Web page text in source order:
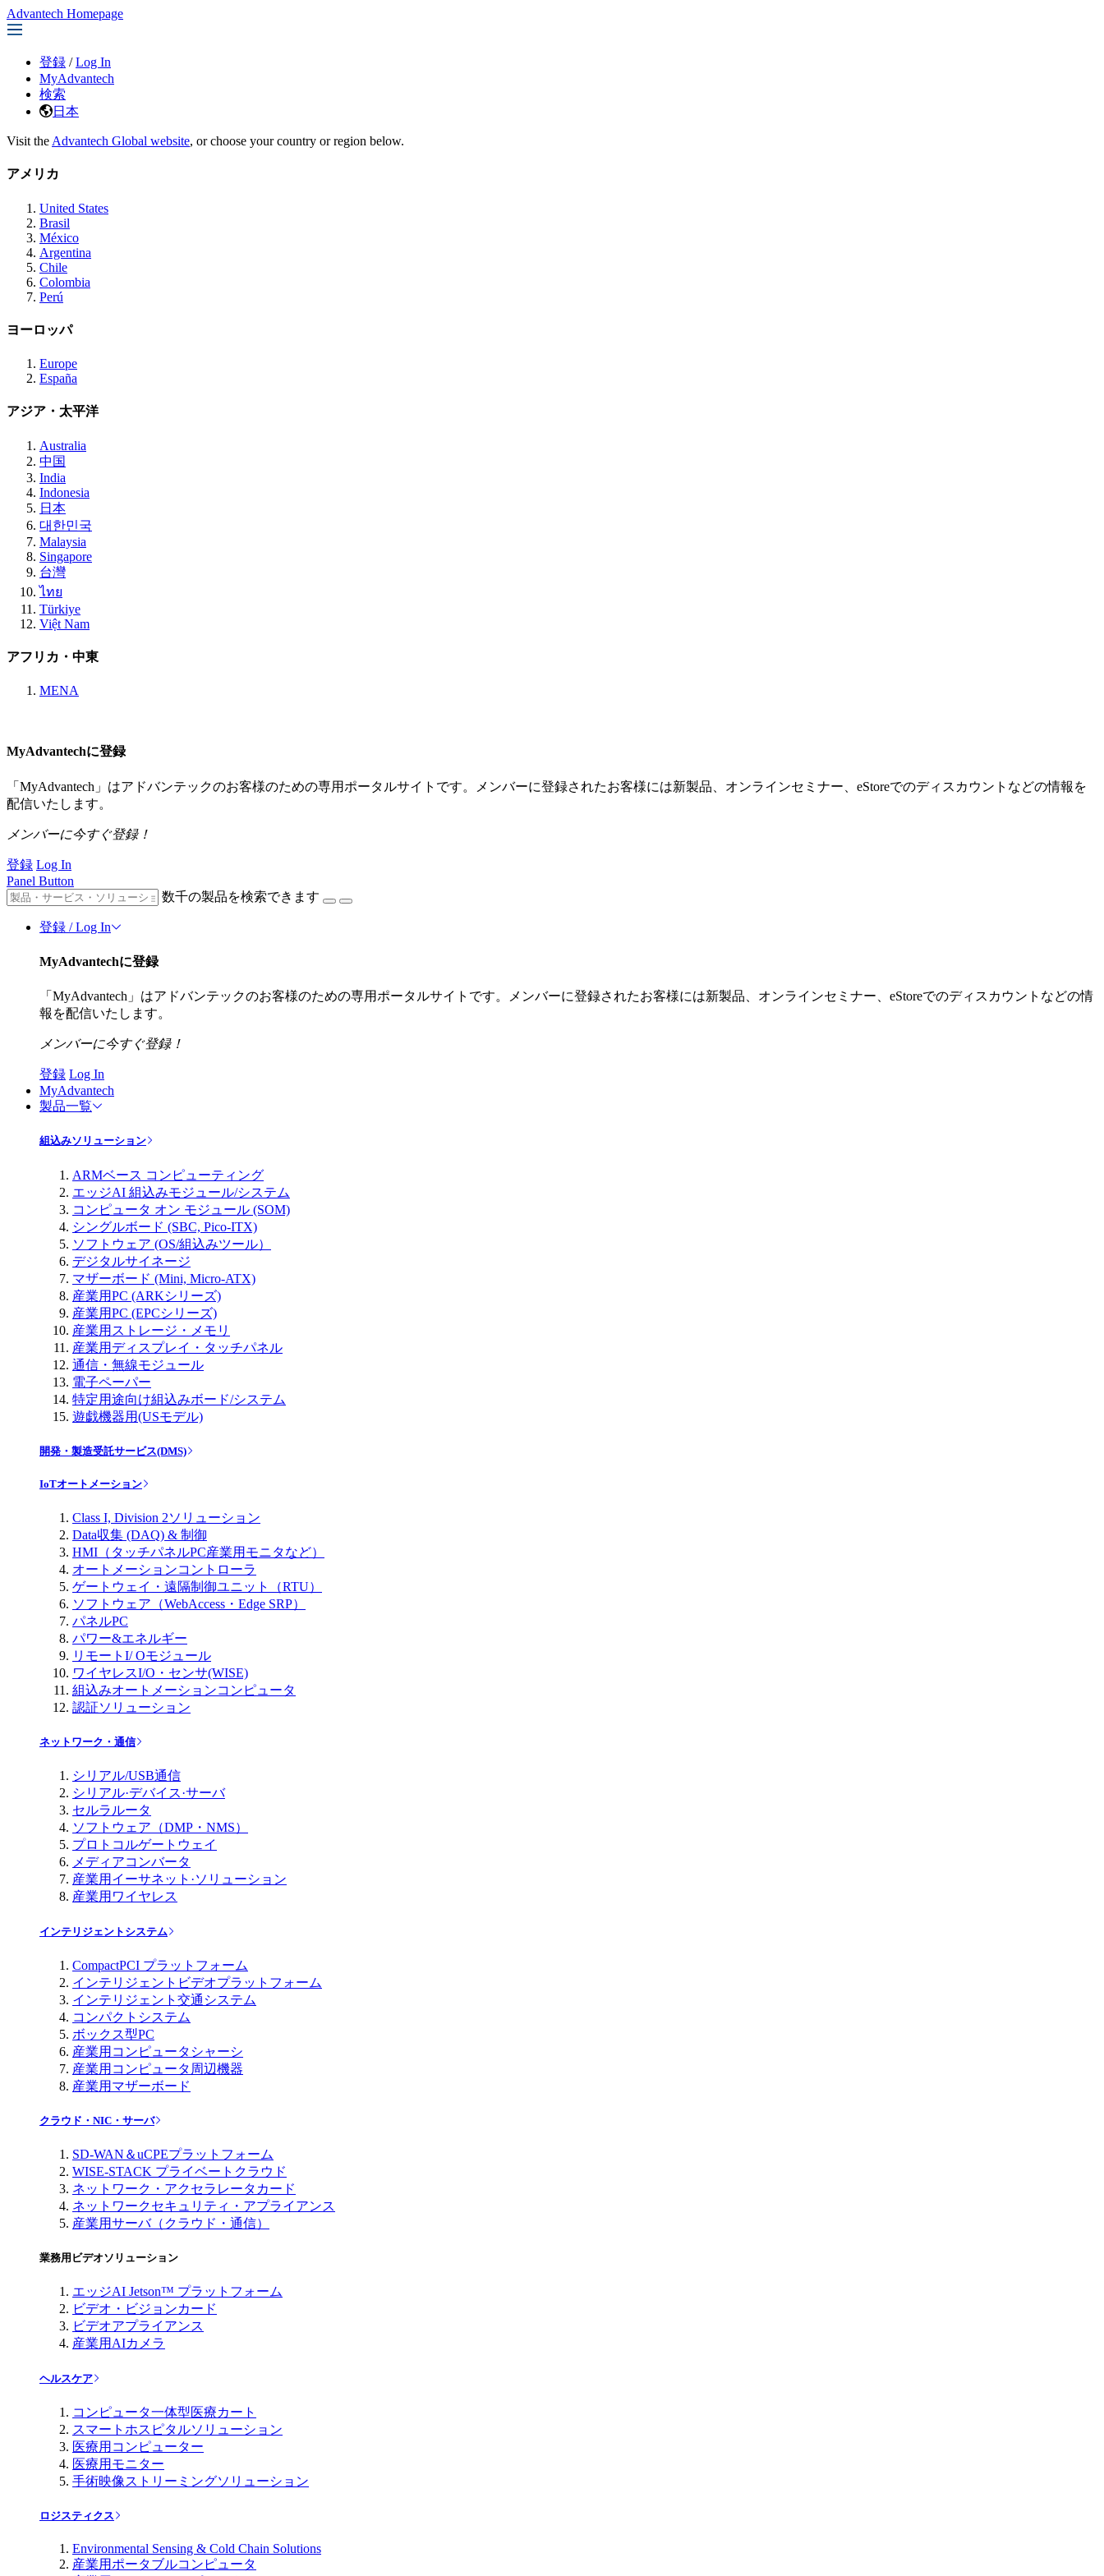
Advantech Homepage
登録 / Log In
MyAdvantech
検索
日本
Visit the Advantech Global website, or choose your country or region below.
アメリカ
United States
Brasil
México
Argentina
Chile
Colombia
Perú
ヨーロッパ
Europe
España
アジア・太平洋
Australia
中国
India
Indonesia
日本
대한민국
Malaysia
Singapore
台灣
ไทย
Türkiye
Việt Nam
アフリカ・中東
MENA
MyAdvantechに登録
「MyAdvantech」はアドバンテックのお客様のための専用ポータルサイトです。メンバーに登録されたお客様には新製品、オンラインセミナー、eStoreでのディスカウントなどの情報を
配信いたします。
メンバーに今すぐ登録！
登録 Log In
Panel Button
数千の製品を検索できます
登録 / Log In
MyAdvantechに登録
「MyAdvantech」はアドバンテックのお客様のための専用ポータルサイトです。メンバーに登録されたお客様には新製品、オンラインセミナー、eStoreでのディスカウントなどの情
報を配信いたします。
メンバーに今すぐ登録！
登録 Log In
MyAdvantech
製品一覧
組込みソリューション
ARMベース コンピューティング
エッジAI 組込みモジュール/システム
コンピュータ オン モジュール (SOM)
シングルボード (SBC, Pico-ITX)
ソフトウェア (OS/組込みツール）
デジタルサイネージ
マザーボード (Mini, Micro-ATX)
産業用PC (ARKシリーズ)
産業用PC (EPCシリーズ)
産業用ストレージ・メモリ
産業用ディスプレイ・タッチパネル
通信・無線モジュール
電子ペーパー
特定用途向け組込みボード/システム
遊戯機器用(USモデル)
開発・製造受託サービス(DMS)
IoTオートメーション
Class I, Division 2ソリューション
Data収集 (DAQ) & 制御
HMI（タッチパネルPC産業用モニタなど）
オートメーションコントローラ
ゲートウェイ・遠隔制御ユニット（RTU）
ソフトウェア（WebAccess・Edge SRP）
パネルPC
パワー&エネルギー
リモートI/ Oモジュール
ワイヤレスI/O・センサ(WISE)
組込みオートメーションコンピュータ
認証ソリューション
ネットワーク・通信
シリアル/USB通信
シリアル·デバイス·サーバ
セルラルータ
ソフトウェア（DMP・NMS）
プロトコルゲートウェイ
メディアコンバータ
産業用イーサネット·ソリューション
産業用ワイヤレス
インテリジェントシステム
CompactPCI プラットフォーム
インテリジェントビデオプラットフォーム
インテリジェント交通システム
コンパクトシステム
ボックス型PC
産業用コンピュータシャーシ
産業用コンピュータ周辺機器
産業用マザーボード
クラウド・NIC・サーバ
SD-WAN＆uCPEプラットフォーム
WISE-STACK プライベートクラウド
ネットワーク・アクセラレータカード
ネットワークセキュリティ・アプライアンス
産業用サーバ（クラウド・通信）
業務用ビデオソリューション
エッジAI Jetson™ プラットフォーム
ビデオ・ビジョンカード
ビデオアプライアンス
産業用AIカメラ
ヘルスケア
コンピュータ一体型医療カート
スマートホスピタルソリューション
医療用コンピューター
医療用モニター
手術映像ストリーミングソリューション
ロジスティクス
Environmental Sensing & Cold Chain Solutions
産業用ポータブルコンピュータ